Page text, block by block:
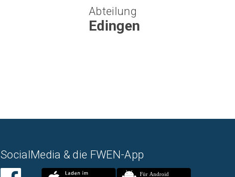
Abteilung
Edingen
SocialMedia & die FWEN-App